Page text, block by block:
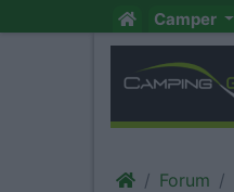
Camper
Forum